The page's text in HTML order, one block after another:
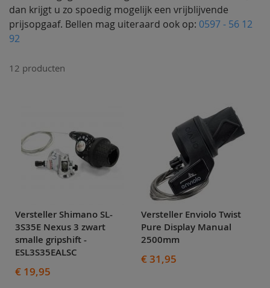
dan krijgt u zo spoedig mogelijk een vrijblijvende
prijsopgaaf. Bellen mag uiteraard ook op: 0597 - 56 12
92
12 producten
Versteller Shimano SL-
3S35E Nexus 3 zwart
smalle gripshift -
ESL3S35EALSC
€ 19,95
Versteller Enviolo Twist
Pure Display Manual
2500mm
€ 31,95